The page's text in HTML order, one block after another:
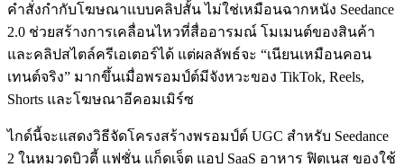
คำสั่งกำกับโฆษณาแบบคลิปสั้น ไม่ใช่เหมือนฉากหนัง Seedance
2.0 ช่วยสร้างการเคลื่อนไหวที่สื่ออารมณ์ โมเมนต์ของสินค้า
และคลิปสไตล์ครีเอเตอร์ได้ แต่ผลลัพธ์จะ “เนียนเหมือนคอน
เทนต์จริง” มากขึ้นเมื่อพรอมป์ต์มีจังหวะของ TikTok, Reels,
Shorts และโฆษณาอีคอมเมิร์ซ
ไกด์นี้จะแสดงวิธีจัดโครงสร้างพรอมป์ต์ UGC สำหรับ Seedance
2 ในหมวดบิวตี้ แฟชั่น แก็ดเจ็ต แอป SaaS อาหาร ฟิตเนส ของใช้